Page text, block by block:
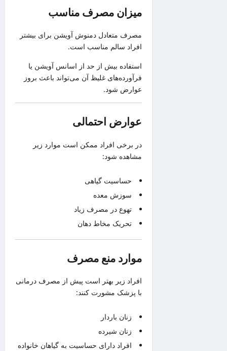
میزان مصرف مناسب
مصرف متعادل دمنوش آویشن برای بیشتر
افراد سالم مناسب است.
استفاده بیش از حد از اسانس آویشن یا
فرآورده‌های غلیظ آن می‌تواند باعث بروز
عوارض شود.
عوارض احتمالی
در برخی افراد ممکن است موارد زیر
مشاهده شود:
حساسیت گیاهی
سوزش معده
تهوع در مصرف زیاد
تحریک مخاط دهان
موارد منع مصرف
افراد زیر بهتر است پیش از مصرف درمانی
با پزشک مشورت کنند:
زنان باردار
زنان شیرده
افراد دارای حساسیت به گیاهان خانواده